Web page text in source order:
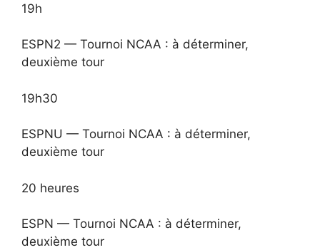
19h
ESPN2 — Tournoi NCAA : à déterminer,
deuxième tour
19h30
ESPNU — Tournoi NCAA : à déterminer,
deuxième tour
20 heures
ESPN — Tournoi NCAA : à déterminer,
deuxième tour